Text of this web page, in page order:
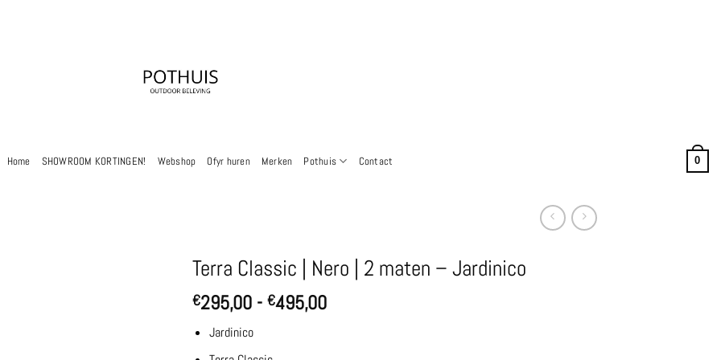
Home SHOWROOM KORTINGEN! Webshop Ofyr huren Merken Pothuis Contact 0
Terra Classic | Nero | 2 maten – Jardinico
€295,00 - €495,00Prijsklasse:
Jardinico